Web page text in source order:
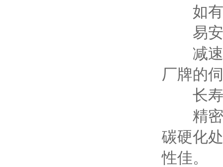
如有
易安
减速
厂牌的
长寿
精密
碳硬化
性佳。